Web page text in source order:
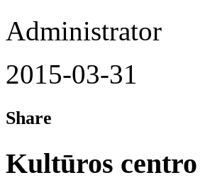
Administrator
2015-03-31
Share
Kultūros centro